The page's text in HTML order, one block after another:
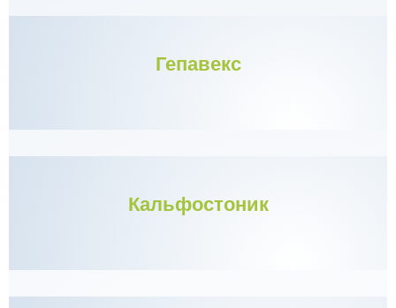
Гепавекс
Кальфостоник